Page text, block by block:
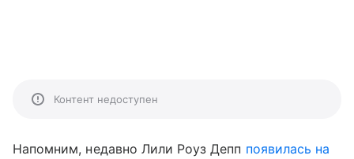
Контент недоступен
Напомним, недавно Лили Роуз Депп появилась на